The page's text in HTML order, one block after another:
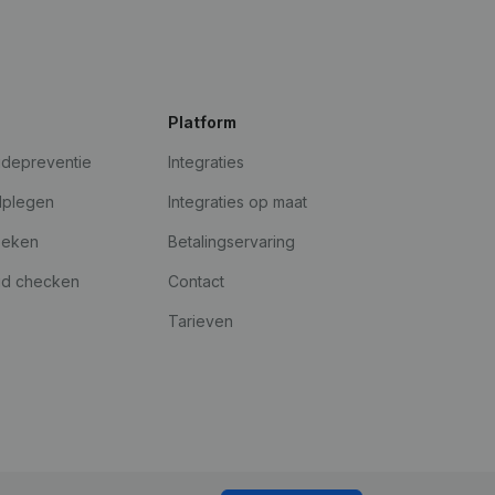
checken
Platform
Integraties
Integraties op maat
Betalingservaring
Contact
Tarieven